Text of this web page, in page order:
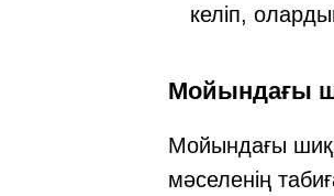
келіп,
Мойындағы
Мойындағы
мәселенің